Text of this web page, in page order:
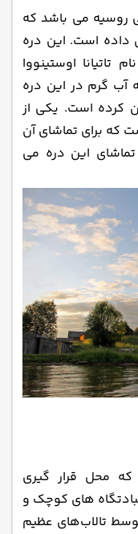
روسیه می‌ باشد که
جای داده است. این دره
نام تاتیانا اوستینووا
گرم در این دره
کرده است. یکی از
که برای تماشای آن
تماشای این دره می
محل قرار گیری
‌های کوچک و
تالاب‌های عظیم